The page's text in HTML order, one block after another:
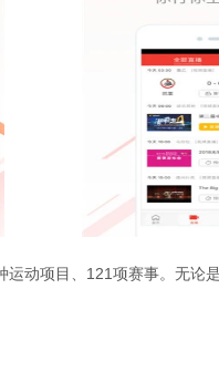
动项目、121项赛事。无论